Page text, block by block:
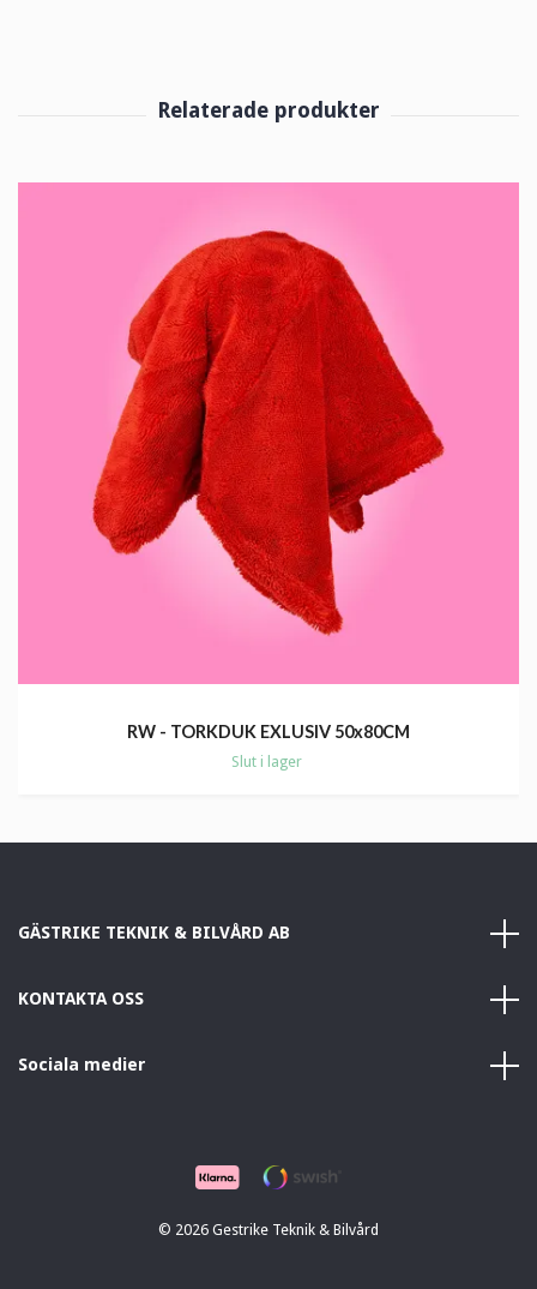
RW - TORKDUK EXLUSIV 50x80CM
Slut i lager
GÄSTRIKE TEKNIK & BILVÅRD AB
KONTAKTA OSS
Sociala medier
© 2026 Gestrike Teknik & Bilvård